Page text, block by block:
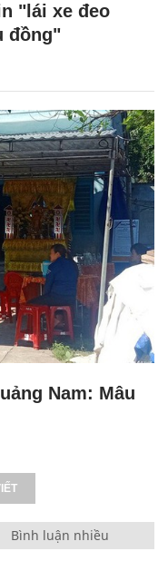
"lái xe đeo
đồng"
Nam: Mâu
Bình luận nhiều